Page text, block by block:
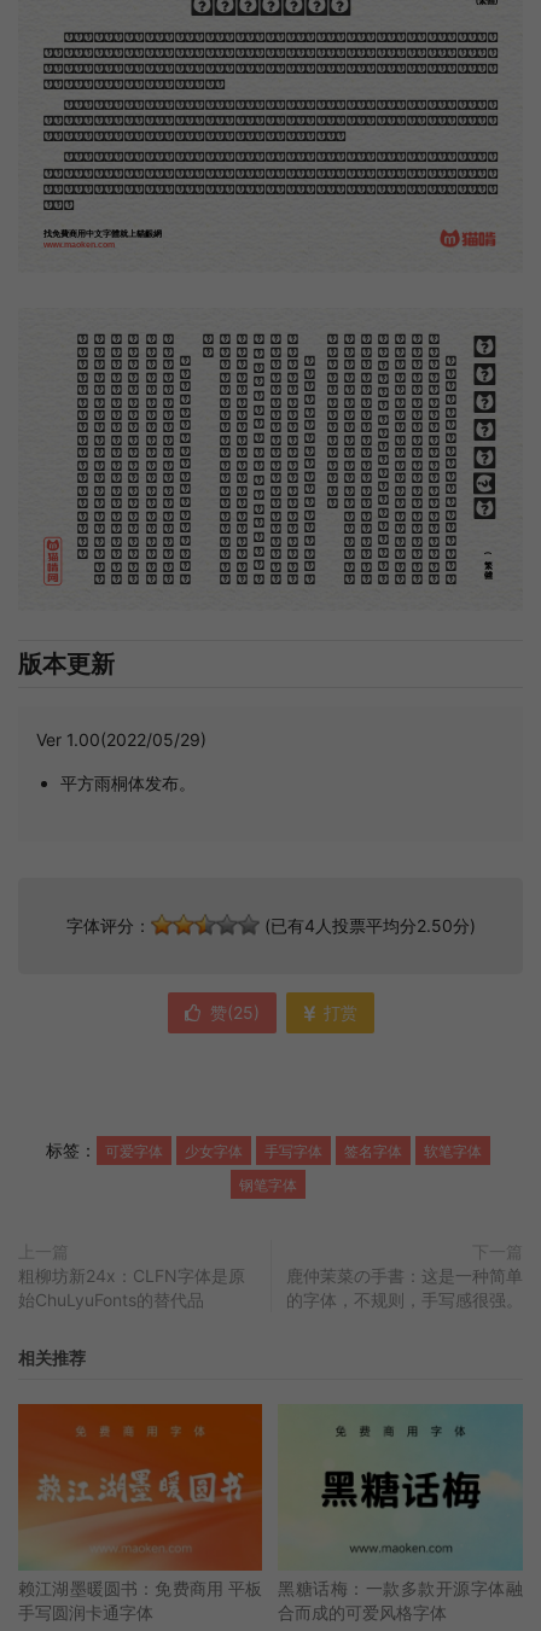
木刻創作法·序
地不問東西，凡木刻的圖版，向來是畫管畫，刻管刻，印管印的。中國用得最早，而照例也久經衰
退；清光緒中，英人傅蘭雅氏編印《格致彙編》，插圖就已非中國刻工所能刻，精細的必需由英國運了
圖版來。那就是所謂「木口木刻」，也即「複製木刻」，和用在編給印度人讀的英文書，後來也就移給
中國人讀的英文書上的插畫，是同類的。
那時我還是一個兒童，見了這些圖，便震驚於它的精工活潑，當作寶貝看。到近幾年，才知道西洋
還有一種由畫家一手造成的版畫，也就是原畫，倘用木版，便叫作「創作木刻」，是藝術家直接的創作
品，毫不假手於刻者和印者的。現在我們所要紹介的，便是這一種。
但是至今沒有一本講說木刻的書，這才是第一本。雖然稍簡略，卻已經給了讀者一個大意。由此發
展下去，路是廣大得很。題材會豐富起來的，技藝也會精煉起來的，採取新法，加以中國舊日之所長，
還有開出一條新的路徑來的希望。那時作者各將自己的本領和心得，貢獻出來，中國的木刻界就會發生
光焰。
找免費商用中文字體就上貓齦網
www.maoken.com
木刻創作法·序
地
不
問
東
西
，
凡
木
刻
的
圖
版
，
向
來
是
畫
管
畫，
刻
管
刻
，
印
管
印
的
。
中
國
用
得
最
早
，
而
照
例也
久
經
衰
退
；
清
光
緒
中
，
英
人
傅
蘭
雅
氏
編
印
《格
致
彙
編
》
，
插
圖
就
已
非
中
國
刻
工
所
能
刻
，
精細
的
必
需
由
英
國
運
了
圖
版
來
。
那
就
是
所
謂
「木
口
木
刻
」
，
也
即
「
複
製
木
刻
」
，
和
用
在
編
給印
度
人
讀
的
英
文
書
，
後
來
也
就
移
給
中
國
人
讀
的英
文
書
上
的
插
畫
，
是
同
類
的
。
那
時
我
還
是
一
個
兒
童
，
見
了
這
些
圖
，
便
震
驚於
它
的
精
工
活
潑
，
當
作
寶
貝
看
。
到
近
幾
年
，
才知
道
西
洋
還
有
一
種
由
畫
家
一
手
造
成
的
版
畫
，
也就
是
原
畫
，
倘
用
木
版
，
便
叫
作
「
創
作
木
刻」
，
是
藝
術
家
直
接
的
創
作
品
，
毫
不
假
手
於
刻
者和
印
者
的
。
現
在
我
們
所
要
紹
介
的
，
便
是
這
一
種
。
但
是
至
今
沒
有
一
本
講
說
木
刻
的
書
，
這
才
是
第一
本
。
雖
然
稍
簡
略
，
卻
已
經
給
了
讀
者
一
個
大
意。
由
此
發
展
下
去
，
路
是
廣
大
得
很
。
題
材
會
豐
富起
來
的
，
技
藝
也
會
精
煉
起
來
的
，
採
取
新
法
，
加以
中
國
舊
日
之
所
長
，
還
有
開
出
一
條
新
的
路
徑
來的
希
望
。
那
時
作
者
各
將
自
己
的
本
領
和
心
得
，
貢獻
出
來
，
中
國
的
木
刻
界
就
會
發
生
光
焰
。
(繁體)
版本更新
Ver 1.00(2022/05/29)
平方雨桐体发布。
字体评分： (已有4人投票平均分2.50分)
赞(25) 打赏
标签： 可爱字体 少女字体 手写字体 签名字体
软笔字体
钢笔字体
上一篇
粗柳坊新24x：CLFN字体是原
始ChuLyuFonts的替代品
下一篇
鹿仲茉菜の手書：这是一种简单
的字体，不规则，手写感很强。
相关推荐
赖江湖墨暖圆书：免费商用 平板
手写圆润卡通字体
黑糖话梅：一款多款开源字体融
合而成的可爱风格字体